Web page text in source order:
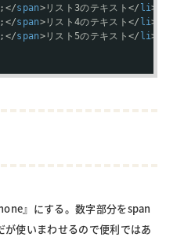
span>リスト3のテキスト</ li>
span>リスト4のテキスト</ li>
span>リスト5のテキスト</ li>
』にする。数字部分をspan
使いまわせるので便利ではあ